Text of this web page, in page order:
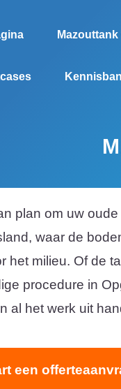
plan om uw
waar de
het milieu. Of de
procedure in
al het werk uit
een